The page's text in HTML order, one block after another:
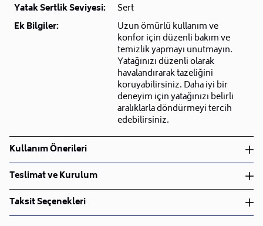
Yatak Sertlik Seviyesi:
Sert
Ek Bilgiler:
Uzun ömürlü kullanım ve
konfor için düzenli bakım ve
temizlik yapmayı unutmayın.
Yatağınızı düzenli olarak
havalandırarak tazeliğini
koruyabilirsiniz. Daha iyi bir
deneyim için yatağınızı belirli
aralıklarla döndürmeyi tercih
edebilirsiniz.
Kullanım Önerileri
Kuru Temizleme
Teslimat ve Kurulum
Teslimat ve Kurulum
• Siparişlerinizi aldıktan sonra en kısa sürede işleme
Taksit Seçenekleri